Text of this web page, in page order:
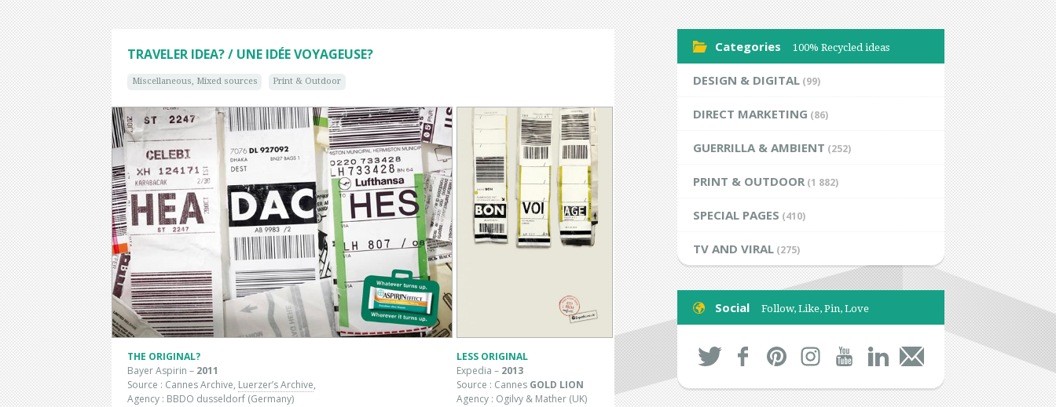
TRAVELER IDEA? / UNE IDÉE VOYAGEUSE?
Miscellaneous, Mixed sources Print & Outdoor
THE ORIGINAL?
Bayer Aspirin – 2011
Source : Cannes Archive, Luerzer’s Archive,
Agency : BBDO dusseldorf (Germany)
LESS ORIGINAL
Expedia – 2013
Source : Cannes GOLD LION
Agency : Ogilvy & Mather (UK)
Categories 100% Recycled ideas
DESIGN & DIGITAL (99)
DIRECT MARKETING (86)
GUERRILLA & AMBIENT (252)
PRINT & OUTDOOR (1 882)
SPECIAL PAGES (410)
TV AND VIRAL (275)
Social Follow, Like, Pin, Love